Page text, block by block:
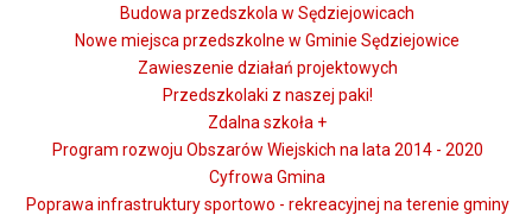
Budowa przedszkola w Sędziejowicach
Nowe miejsca przedszkolne w Gminie Sędziejowice
Zawieszenie działań projektowych
Przedszkolaki z naszej paki!
Zdalna szkoła +
Program rozwoju Obszarów Wiejskich na lata 2014 - 2020
Cyfrowa Gmina
Poprawa infrastruktury sportowo - rekreacyjnej na terenie gminy